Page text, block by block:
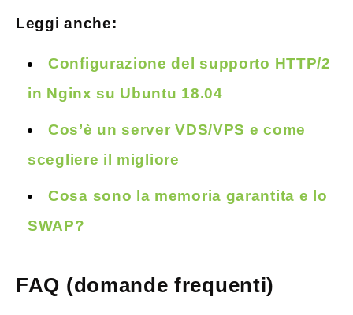
Leggi anche:
Configurazione del supporto HTTP/2
in Nginx su Ubuntu 18.04
Cos’è un server VDS/VPS e come
scegliere il migliore
Cosa sono la memoria garantita e lo
SWAP?
FAQ (domande frequenti)